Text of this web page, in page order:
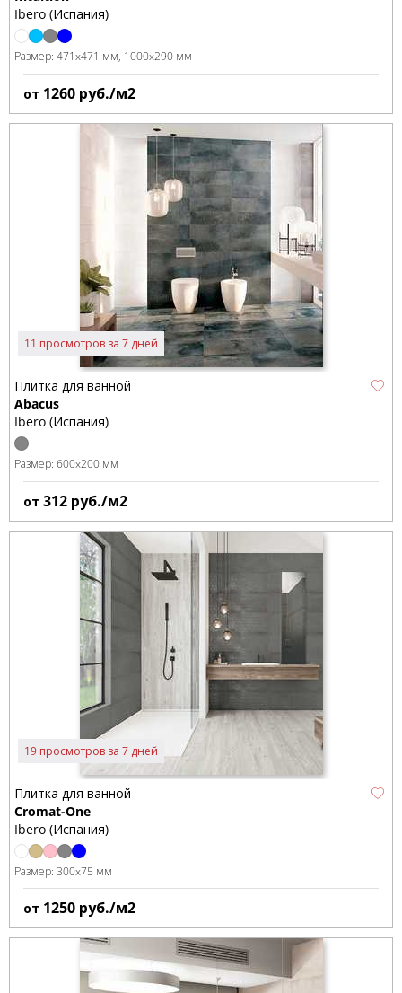
Ibero (Испания)
Размер: 471x471 мм 1000x290 мм
от 1260 руб./м2
11 просмотров за 7 дней
Плитка для ванной
Abacus
Ibero (Испания)
Размер: 600x200 мм
от 312 руб./м2
19 просмотров за 7 дней
Плитка для ванной
Cromat-One
Ibero (Испания)
Размер: 300x75 мм
от 1250 руб./м2